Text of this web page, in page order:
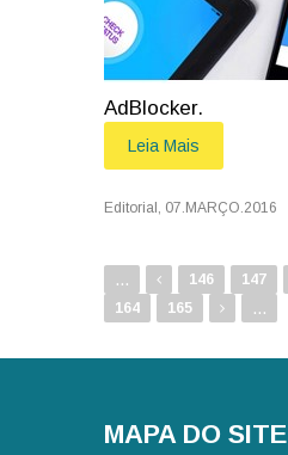
AdBlocker.
Leia Mais
Editorial , 07.MARÇO.2016
... 146 147
164
165 ...
MAPA DO SITE